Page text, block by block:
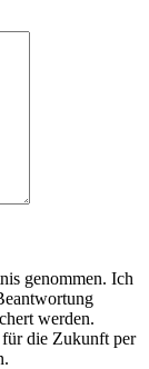
genommen. Ich
werden.
die Zukunft per